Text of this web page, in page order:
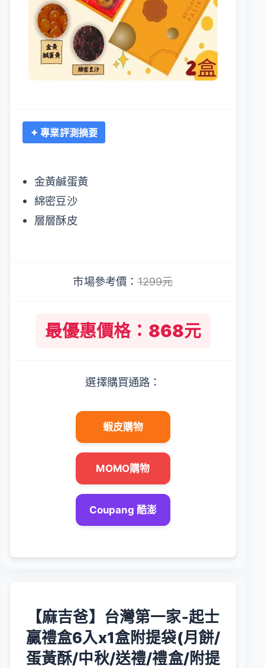
✦ 專業評測摘要
金黃鹹蛋黃
綿密豆沙
層層酥皮
市場參考價：1299元
最優惠價格：868元
選擇購買通路：
蝦皮購物
MOMO購物
Coupang 酷澎
【麻吉爸】台灣第一家-起士
贏禮盒6入x1盒附提袋(月餅/
蛋黃酥/中秋/送禮/禮盒/附提